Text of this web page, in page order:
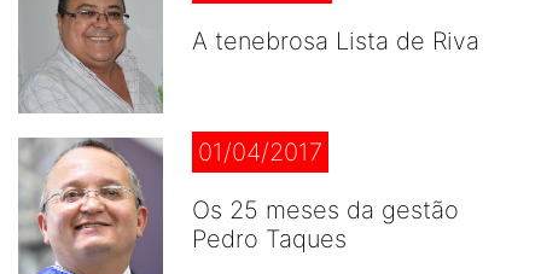
A tenebrosa Lista de Riva
01/04/2017
Os 25 meses da gestão
Pedro Taques